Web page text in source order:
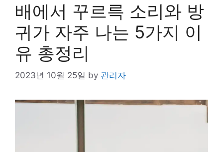
배에서 꾸르륵 소리와 방
귀가 자주 나는 5가지 이
유 총정리
2023년 10월 25일 by 관리자